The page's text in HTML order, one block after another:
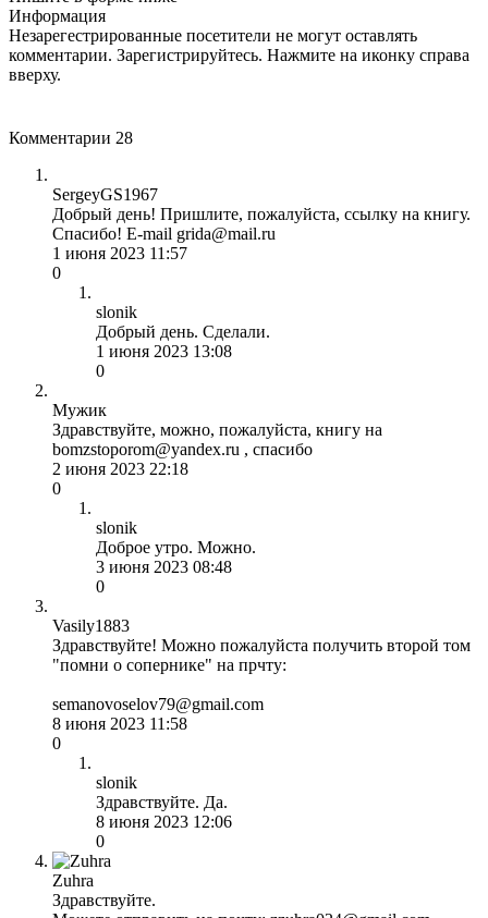
Информация
Незарегестрированные посетители не могут оставлять
комментарии. Зарегистрируйтесь. Нажмите на иконку справа
вверху.
Комментарии 28
SergeyGS1967
Добрый день! Пришлите, пожалуйста, ссылку на книгу.
Спасибо! E-mail grida@mail.ru
1 июня 2023 11:57
0
slonik
Добрый день. Сделали.
1 июня 2023 13:08
0
Мужик
Здравствуйте, можно, пожалуйста, книгу на
bomzstoporom@yandex.ru , спасибо
2 июня 2023 22:18
0
slonik
Доброе утро. Можно.
3 июня 2023 08:48
0
Vasily1883
Здравствуйте! Можно пожалуйста получить второй том
"помни о сопернике" на прчту:
semanovoselov79@gmail.com
8 июня 2023 11:58
0
slonik
Здравствуйте. Да.
8 июня 2023 12:06
0
Zuhra
Здравствуйте.